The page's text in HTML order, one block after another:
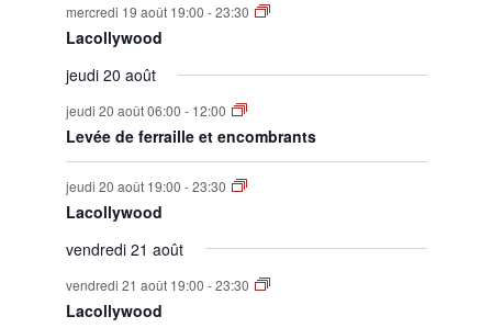
mercredi 19 août 19:00 -23:30
Lacollywood
jeudi 20 août
jeudi 20 août 06:00 - 12:00
Levée de ferraille et encombrants
jeudi 20 août 19:00 -23:30
Lacollywood
vendredi 21 août
vendredi 21 août 19:00 -23:30
Lacollywood